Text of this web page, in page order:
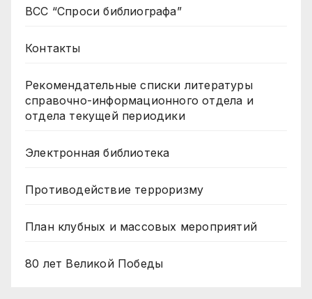
ВСС “Спроси библиографа”
Контакты
Рекомендательные списки литературы
справочно-информационного отдела и
отдела текущей периодики
Электронная библиотека
Противодействие терроризму
План клубных и массовых мероприятий
80 лет Великой Победы